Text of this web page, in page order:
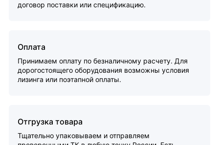
договор поставки или спецификацию.
Оплата
Принимаем оплату по безналичному расчету. Для
дорогостоящего оборудования возможны условия
лизинга или поэтапной оплаты.
Отгрузка товара
Тщательно упаковываем и отправляем